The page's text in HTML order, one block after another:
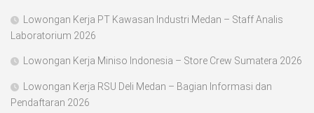
Lowongan Kerja PT Kawasan Industri Medan – Staff Analis
Laboratorium 2026
Lowongan Kerja Miniso Indonesia – Store Crew Sumatera 2026
Lowongan Kerja RSU Deli Medan – Bagian Informasi dan
Pendaftaran 2026